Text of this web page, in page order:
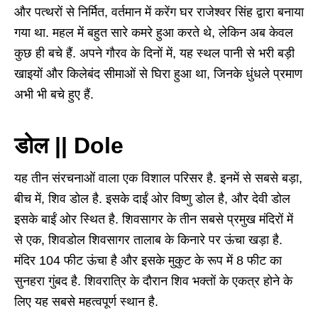
और पत्थरों से निर्मित, वर्तमान में करेंग घर राजेश्वर सिंह द्वारा बनाया
गया था. महल में बहुत सारे कमरे हुआ करते थे, लेकिन अब केवल
कुछ ही बचे हैं. अपने गौरव के दिनों में, यह स्थल पानी से भरी बड़ी
खाइयों और किलेबंद सीमाओं से घिरा हुआ था, जिनके धुंधले प्रमाण
अभी भी बचे हुए हैं.
डोल || Dole
यह तीन संरचनाओं वाला एक विशाल परिसर है. इनमें से सबसे बड़ा,
बीच में, शिव डोल है. इसके दाईं ओर विष्णु डोल है, और देवी डोल
इसके बाईं ओर स्थित है. शिवसागर के तीन सबसे प्रमुख मंदिरों में
से एक, शिवडोल शिवसागर तालाब के किनारे पर ऊंचा खड़ा है.
मंदिर 104 फीट ऊंचा है और इसके मुकुट के रूप में 8 फीट का
सुनहरा गुंबद है. शिवरात्रि के दौरान शिव भक्तों के एकत्र होने के
लिए यह सबसे महत्वपूर्ण स्थान है.